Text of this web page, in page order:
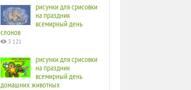
рисунки для срисовки
на праздник
всемирный день
слонов
3 121
рисунки для срисовки
на праздник
всемирный день
домашних животных